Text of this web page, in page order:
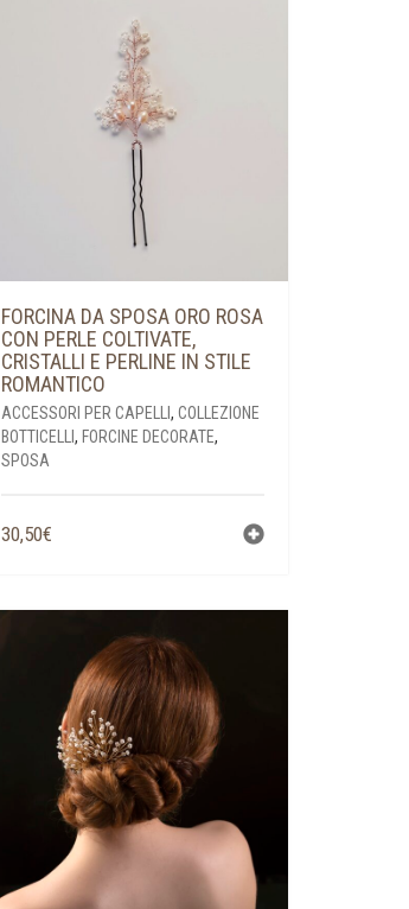
FORCINA DA SPOSA ORO ROSA
CON PERLE COLTIVATE,
CRISTALLI E PERLINE IN STILE
ROMANTICO
ACCESSORI PER CAPELLI , COLLEZIONE
BOTTICELLI , FORCINE DECORATE,
SPOSA
30,50€